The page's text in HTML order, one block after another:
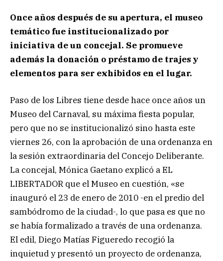
Once años después de su apertura, el museo
temático fue institucionalizado por
iniciativa de un concejal. Se promueve
además la donación o préstamo de trajes y
elementos para ser exhibidos en el lugar.
Paso de los Libres tiene desde hace once años un
Museo del Carnaval, su máxima fiesta popular,
pero que no se institucionalizó sino hasta este
viernes 26, con la aprobación de una ordenanza en
la sesión extraordinaria del Concejo Deliberante.
La concejal, Mónica Gaetano explicó a EL
LIBERTADOR que el Museo en cuestión, «se
inauguró el 23 de enero de 2010 -en el predio del
sambódromo de la ciudad-, lo que pasa es que no
se había formalizado a través de una ordenanza.
El edil, Diego Matías Figueredo recogió la
inquietud y presentó un proyecto de ordenanza,